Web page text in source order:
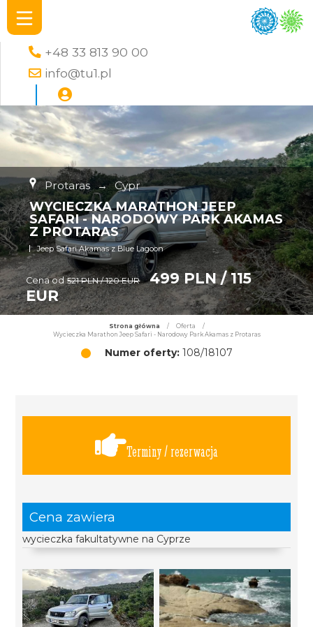
+48 33 813 90 00
info@tu1.pl
Protaras → Cypr
WYCIECZKA MARATHON JEEP
SAFARI - NARODOWY PARK AKAMAS
Z PROTARAS
Jeep Safari Akamas z Blue Lagoon
Cena od 521 PLN / 120 EUR
499 PLN / 115
EUR
Strona główna / Oferta
/
Wycieczka Marathon Jeep Safari - Narodowy Park Akamas z Protaras
Numer oferty:108/18107
Terminy / rezerwacja
Cena zawiera
wycieczka fakultatywne na Cyprze